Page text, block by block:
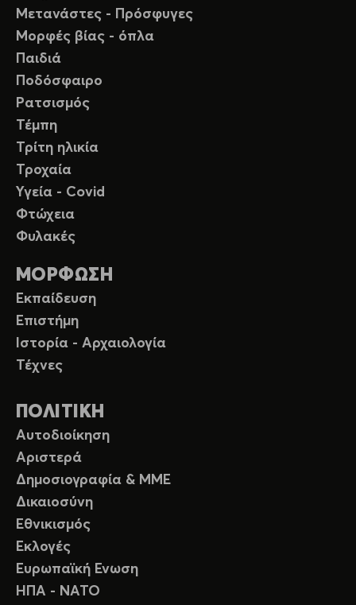
Μετανάστες - Πρόσφυγες
Μορφές βίας - όπλα
Παιδιά
Ποδόσφαιρο
Ρατσισμός
Τέμπη
Τρίτη ηλικία
Τροχαία
Υγεία - Covid
Φτώχεια
Φυλακές
ΜΟΡΦΩΣΗ
Εκπαίδευση
Επιστήμη
Ιστορία - Αρχαιολογία
Τέχνες
ΠΟΛΙΤΙΚΗ
Αυτοδιοίκηση
Αριστερά
Δημοσιογραφία & ΜΜΕ
Δικαιοσύνη
Εθνικισμός
Εκλογές
Ευρωπαϊκή Ενωση
ΗΠΑ - ΝΑΤΟ